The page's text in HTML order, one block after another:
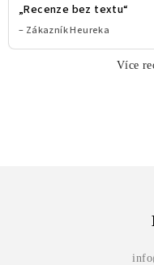
„Recenze bez textu“
– Zákazník Heureka
Více
info